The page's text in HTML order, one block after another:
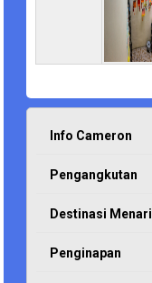
Info Cameron
Pengangkutan
Destinasi
Penginapan